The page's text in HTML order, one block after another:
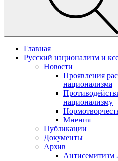
Главная
Русский национализм и
Новости
Проявления
национализма
национализму
Мнения
Публикации
Документы
Архив
Антисемитизм